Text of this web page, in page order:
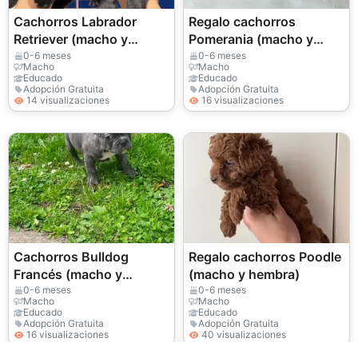
Cachorros Labrador
Retriever (macho y
hembra) para adopción
0-6 meses
Macho
Educado
Adopción Gratuita
14 visualizaciones
Regalo cachorros
Pomerania (macho y
hembra)
0-6 meses
Macho
Educado
Adopción Gratuita
16 visualizaciones
Cachorros Bulldog
Francés (macho y
hembra) para adopción
0-6 meses
Macho
Educado
Adopción Gratuita
16 visualizaciones
Regalo cachorros Poodle
(macho y hembra)
0-6 meses
Macho
Educado
Adopción Gratuita
40 visualizaciones